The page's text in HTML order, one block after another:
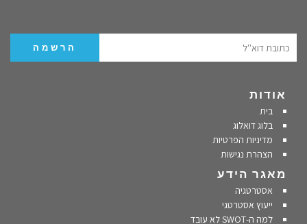
אודות
בית
בלוג דואלוג
מדיניות הפרטיות
הצהרת נגישות
מאגר הידע
אסטרטגיה
ייעוץ אסטרטגי
למה ה-SWOT לא עובד